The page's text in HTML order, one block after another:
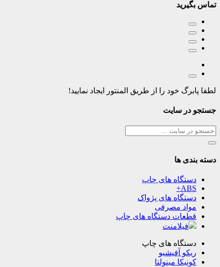
تماس بگیرید
لطفا پابرگ خود را از طریق المنتور ایجاد نمایید!
جستجو در سایت
دسته بندی ها
دستگاه های چاپ
ABS+
دستگاه های پژواک
مواد مصرفی
قطعات دستگاه های چاپ
فیلامنت
دستگاه های چاپ
ریکو آفیشیو
کونیکا مینولتا